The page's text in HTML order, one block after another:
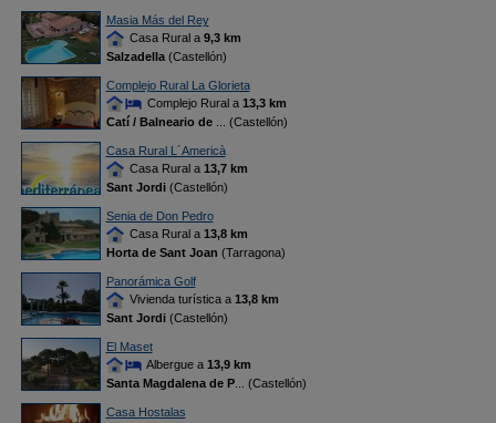
Masia Más del Rey
Casa Rural a 9,3 km
Salzadella(Castellón)
Complejo Rural La Glorieta
Complejo Rural a 13,3 km
Catí / Balneario de
... (Castellón)
Casa Rural L´Americà
Casa Rural a 13,7 km
Sant Jordi(Castellón)
Senia de Don Pedro
Casa Rural a 13,8 km
Horta de Sant Joan (Tarragona)
Panorámica Golf
Vivienda turística a 13,8 km
Sant Jordi(Castellón)
El Maset
Albergue a 13,9 km
Santa Magdalena de P... (Castellón)
Casa Hostalas